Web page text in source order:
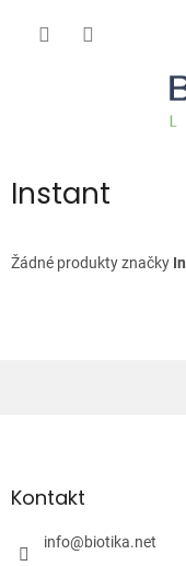
Instant
Žádné produkty značky
aKontakt
info@biotika.net